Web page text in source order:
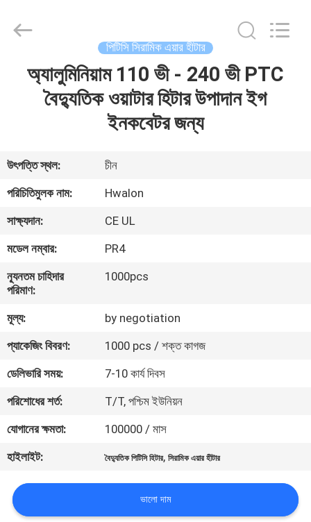
আমাদের
সম্বন্ধে
কারখানা
পরিদর্শন
নিয়ন্ত্রণ
আমাদের
সাথে
যোগাযোগ
করুন
খবর
পিটিসি সিরামিক এয়ার হীটার
অ্যালুমিনিয়াম 110 ভী - 240 ভী PTC
বৈদ্যুতিক ওয়াটার হিটার উপাদান ইগ
ইনকবেটর জন্য
উৎপত্তি স্থল:
চীন
পরিচিতিমুলক নাম:
Hwalon
সাক্ষ্যদান:
CE UL
মডেল নম্বার:
PR4
ন্যূনতম চাহিদার
পরিমাণ:
1000pcs
মূল্য:
by negotiation
প্যাকেজিং বিবরণ:
1000 pcs / শক্ত কাগজ
ডেলিভারি সময়:
7-10 কার্য দিবস
পরিশোধের শর্ত:
T/T, পশ্চিম ইউনিয়ন
যোগানের ক্ষমতা:
100000 / মাস
হাইলাইট:
বৈদ্যুতিক পিটিসি হিটার,সিরামিক এয়ার হীটার
ভালো দাম